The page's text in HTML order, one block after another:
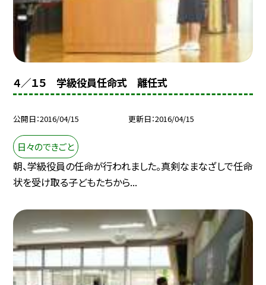
４／１５ 学級役員任命式 離任式
公開日 2016/04/15 更新日 2016/04/15
日々のできごと
朝、学級役員の任命が行われました。真剣なまなざしで任命
状を受け取る子どもたちから...